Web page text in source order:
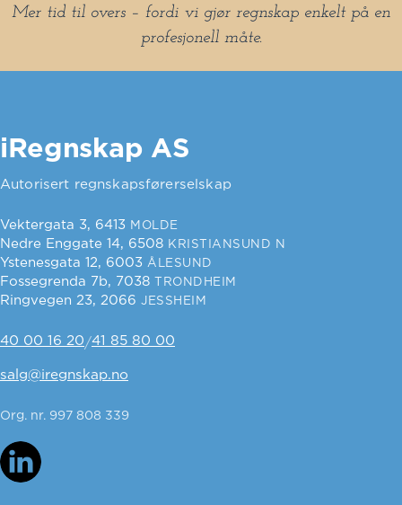
Mer tid til overs – fordi vi gjør regnskap enkelt på en
profesjonell måte.
iRegnskap AS
Autorisert regnskapsførerselskap
Vektergata 3, 6413 MOLDE
Nedre Enggate 14, 6508 KRISTIANSUND N
Ystenesgata 12, 6003 ÅLESUND
Fossegrenda 7b, 7038 TRONDHEIM
Ringvegen 23, 2066 JESSHEIM
40 00 16 20/41 85 80 00
salg@iregnskap.no
Org. nr. 997 808 339